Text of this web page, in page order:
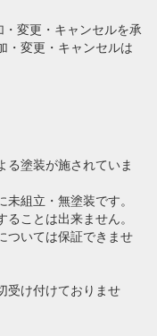
変更・キャンセルを承
・変更・キャンセルは
る塗装が施されていま
組立・無塗装です。
ことは出来ません。
ついては保証できませ
受け付けておりませ